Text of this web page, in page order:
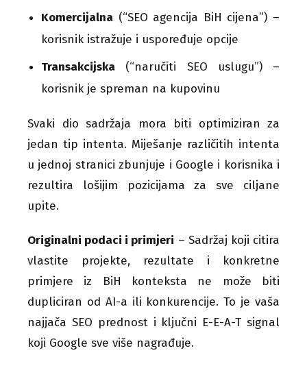
Komercijalna (“SEO agencija BiH cijena”) –
korisnik istražuje i uspoređuje opcije
Transakcijska (“naručiti SEO uslugu”) –
korisnik je spreman na kupovinu
Svaki dio sadržaja mora biti optimiziran za
jedan tip intenta. Miješanje različitih intenta
u jednoj stranici zbunjuje i Google i korisnika i
rezultira lošijim pozicijama za sve ciljane
upite.
Originalni podaci i primjeri – Sadržaj koji citira
vlastite projekte, rezultate i konkretne
primjere iz BiH konteksta ne može biti
dupliciran od AI-a ili konkurencije. To je vaša
najjača SEO prednost i ključni E-E-A-T signal
koji Google sve više nagrađuje.